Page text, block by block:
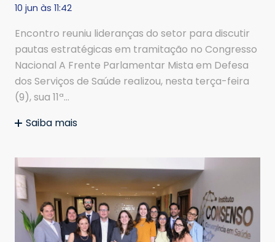
10 jun às 11:42
Encontro reuniu lideranças do setor para discutir
pautas estratégicas em tramitação no Congresso
Nacional A Frente Parlamentar Mista em Defesa
dos Serviços de Saúde realizou, nesta terça-feira
(9), sua 11ª…
Saiba mais